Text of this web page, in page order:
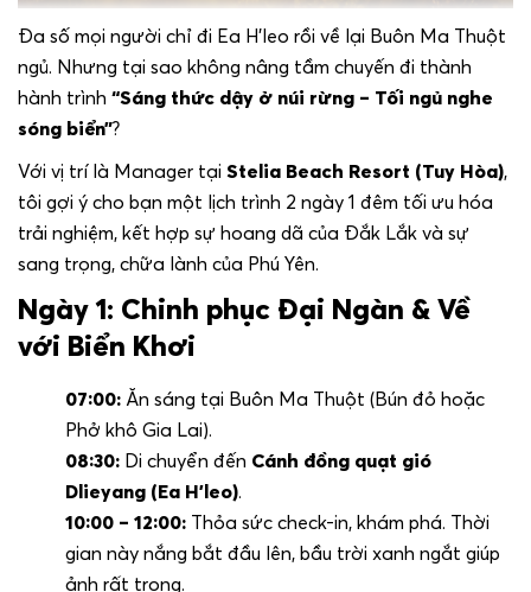
Đa số mọi người chỉ đi Ea H’leo rồi về lại Buôn Ma Thuột
ngủ. Nhưng tại sao không nâng tầm chuyến đi thành
hành trình “Sáng thức dậy ở núi rừng – Tối ngủ nghe
sóng biển”?
Với vị trí là Manager tại Stelia Beach Resort (Tuy Hòa),
tôi gợi ý cho bạn một lịch trình 2 ngày 1 đêm tối ưu hóa
trải nghiệm, kết hợp sự hoang dã của Đắk Lắk và sự
sang trọng, chữa lành của Phú Yên.
Ngày 1: Chinh phục Đại Ngàn & Về
với Biển Khơi
07:00: Ăn sáng tại Buôn Ma Thuột (Bún đỏ hoặc
Phở khô Gia Lai).
08:30: Di chuyển đến Cánh đồng quạt gió
Dlieyang (Ea H’leo).
10:00 – 12:00: Thỏa sức check-in, khám phá. Thời
gian này nắng bắt đầu lên, bầu trời xanh ngắt giúp
ảnh rất trong.